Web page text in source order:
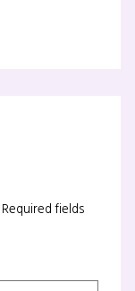
Required fields